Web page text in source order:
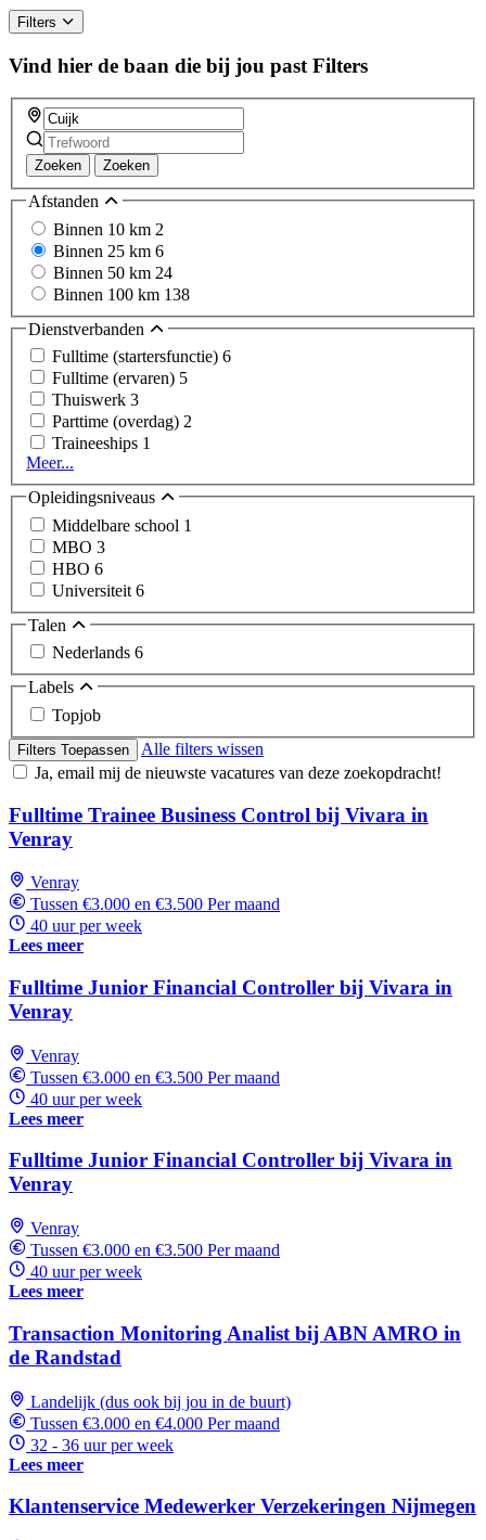
Filters
Vind hier de baan die bij jou past Filters
Zoeken Zoeken
Afstanden
Binnen 10 km 2
Binnen 25 km 6
Binnen 50 km 24
Binnen 100 km 138
Dienstverbanden
Fulltime (startersfunctie) 6
Fulltime (ervaren) 5
Thuiswerk 3
Parttime (overdag) 2
Traineeships 1
Meer...
Opleidingsniveaus
Middelbare school 1
MBO 3
HBO 6
Universiteit 6
Talen
Nederlands 6
Labels
Topjob
Filters Toepassen
Alle filters wissen
Ja, email mij de nieuwste vacatures van deze zoekopdracht!
Fulltime Trainee Business Control bij Vivara in
Venray
Venray
Tussen €3.000 en €3.500 Per maand
40 uur per week
Lees meer
Fulltime Junior Financial Controller bij Vivara in
Venray
Venray
Tussen €3.000 en €3.500 Per maand
40 uur per week
Lees meer
Fulltime Junior Financial Controller bij Vivara in
Venray
Venray
Tussen €3.000 en €3.500 Per maand
40 uur per week
Lees meer
Transaction Monitoring Analist bij ABN AMRO in
de Randstad
Landelijk (dus ook bij jou in de buurt)
Tussen €3.000 en €4.000 Per maand
32 - 36 uur per week
Lees meer
Klantenservice Medewerker Verzekeringen Nijmegen